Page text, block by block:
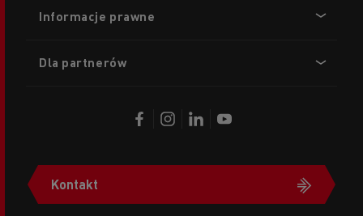
Informacje prawne
Dla partnerów
Kontakt